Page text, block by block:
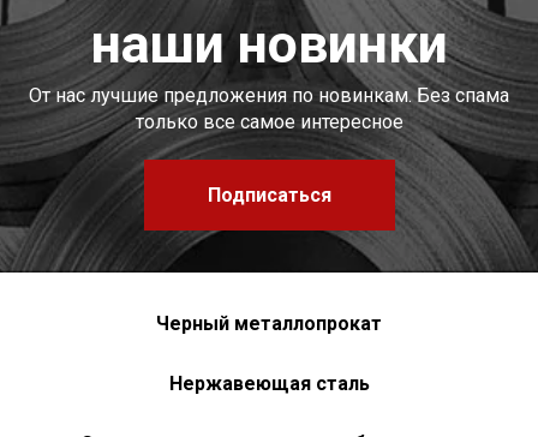
наши новинки
От нас лучшие предложения по новинкам. Без спама
только все самое интересное
Подписаться
Черный металлопрокат
Нержавеющая сталь